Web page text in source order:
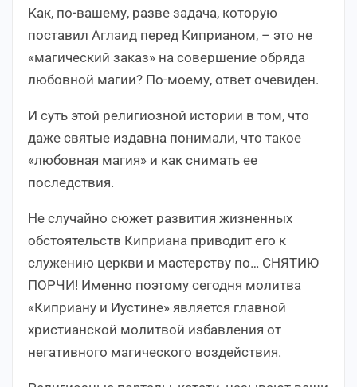
Как, по-вашему, разве задача, которую
поставил Аглаид перед Киприаном, – это не
«магический заказ» на совершение обряда
любовной магии? По-моему, ответ очевиден.
И суть этой религиозной истории в том, что
даже святые издавна понимали, что такое
«любовная магия» и как снимать ее
последствия.
Не случайно сюжет развития жизненных
обстоятельств Киприана приводит его к
служению церкви и мастерству по… СНЯТИЮ
ПОРЧИ! Именно поэтому сегодня молитва
«Киприану и Иустине» является главной
христианской молитвой избавления от
негативного магического воздействия.